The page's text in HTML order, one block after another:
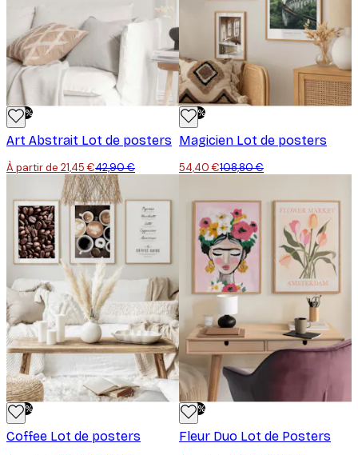
-50%
Art Abstrait Lot de posters
À partir de 21,45 €42,90 €
-50%
Magicien Lot de posters
54,40 €108,80 €
-50%
Coffee Lot de posters
-50%
Fleur Duo Lot de Posters